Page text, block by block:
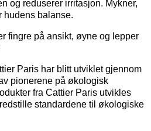
og reduserer irritasjon. Mykner,
hudens balanse.
fingre på ansikt, øyne og lepper
Paris har blitt utviklet gjennom
pionerene på økologisk
fra Cattier Paris utvikles
standardene til økologiske